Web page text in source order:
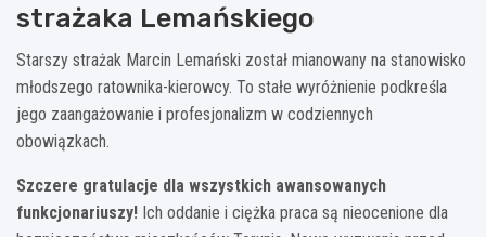
strażaka Lemańskiego
Starszy strażak Marcin Lemański został mianowany na stanowisko
młodszego ratownika-kierowcy. To stałe wyróżnienie podkreśla
jego zaangażowanie i profesjonalizm w codziennych
obowiązkach.
Szczere gratulacje dla wszystkich awansowanych
funkcjonariuszy! Ich oddanie i ciężka praca są nieocenione dla